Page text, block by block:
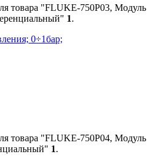
товара "FLUKE-750P03, Модуль
1.
0÷1бар;
товара "FLUKE-750P04, Модуль
1.